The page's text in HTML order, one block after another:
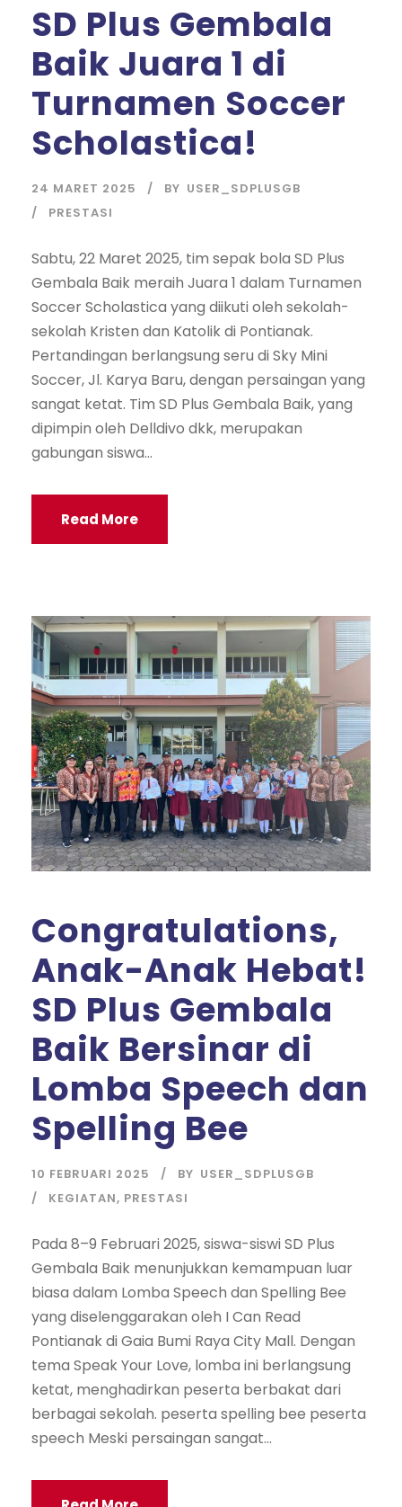
SD Plus Gembala
Baik Juara 1 di
Turnamen Soccer
Scholastica!
24 MARET 2025 BY USER_SDPLUSGB
PRESTASI
Sabtu, 22 Maret 2025, tim sepak bola SD Plus
Gembala Baik meraih Juara 1 dalam Turnamen
Soccer Scholastica yang diikuti oleh sekolah-
sekolah Kristen dan Katolik di Pontianak.
Pertandingan berlangsung seru di Sky Mini
Soccer, Jl. Karya Baru, dengan persaingan yang
sangat ketat. Tim SD Plus Gembala Baik, yang
dipimpin oleh Delldivo dkk, merupakan
gabungan siswa...
Read More
Congratulations,
Anak-Anak Hebat!
SD Plus Gembala
Baik Bersinar di
Lomba Speech dan
Spelling Bee
10 FEBRUARI 2025 BY USER_SDPLUSGB
KEGIATAN, PRESTASI
Pada 8–9 Februari 2025, siswa-siswi SD Plus
Gembala Baik menunjukkan kemampuan luar
biasa dalam Lomba Speech dan Spelling Bee
yang diselenggarakan oleh I Can Read
Pontianak di Gaia Bumi Raya City Mall. Dengan
tema Speak Your Love, lomba ini berlangsung
ketat, menghadirkan peserta berbakat dari
berbagai sekolah. peserta spelling bee peserta
speech Meski persaingan sangat...